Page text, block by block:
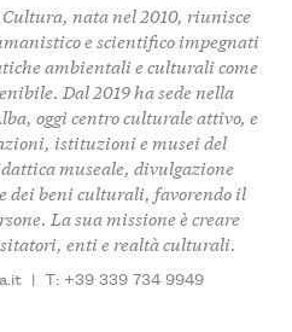
Cultura, nata nel 2010, riunisce
e scientifico impegnati
ambientali e culturali come
Dal 2019 ha sede nella
oggi centro culturale attivo, e
istituzioni e musei del
museale, divulgazione
dei beni culturali, favorendo il
La sua missione è creare
enti e realtà culturali.
| T: +39 339 734 9949